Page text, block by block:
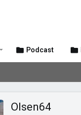
Podcast
Olsen64